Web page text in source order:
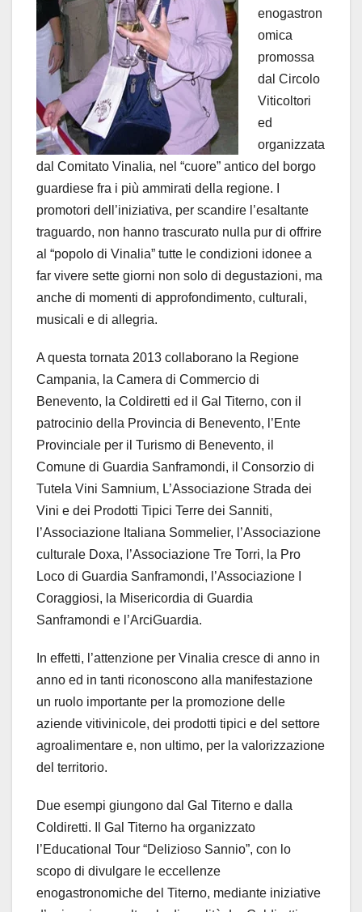
enogastron
omica
promossa
dal Circolo
Viticoltori
ed
organizzata
dal Comitato Vinalia, nel “cuore” antico del borgo
guardiese fra i più ammirati della regione. I
promotori dell’iniziativa, per scandire l’esaltante
traguardo, non hanno trascurato nulla pur di offrire
al “popolo di Vinalia” tutte le condizioni idonee a
far vivere sette giorni non solo di degustazioni, ma
anche di momenti di approfondimento, culturali,
musicali e di allegria.
A questa tornata 2013 collaborano la Regione
Campania, la Camera di Commercio di
Benevento, la Coldiretti ed il Gal Titerno, con il
patrocinio della Provincia di Benevento, l’Ente
Provinciale per il Turismo di Benevento, il
Comune di Guardia Sanframondi, il Consorzio di
Tutela Vini Samnium, L’Associazione Strada dei
Vini e dei Prodotti Tipici Terre dei Sanniti,
l’Associazione Italiana Sommelier, l’Associazione
culturale Doxa, l’Associazione Tre Torri, la Pro
Loco di Guardia Sanframondi, l’Associazione I
Coraggiosi, la Misericordia di Guardia
Sanframondi e l’ArciGuardia.
In effetti, l’attenzione per Vinalia cresce di anno in
anno ed in tanti riconoscono alla manifestazione
un ruolo importante per la promozione delle
aziende vitivinicole, dei prodotti tipici e del settore
agroalimentare e, non ultimo, per la valorizzazione
del territorio.
Due esempi giungono dal Gal Titerno e dalla
Coldiretti. Il Gal Titerno ha organizzato
l’Educational Tour “Delizioso Sannio”, con lo
scopo di divulgare le eccellenze
enogastronomiche del Titerno, mediante iniziative